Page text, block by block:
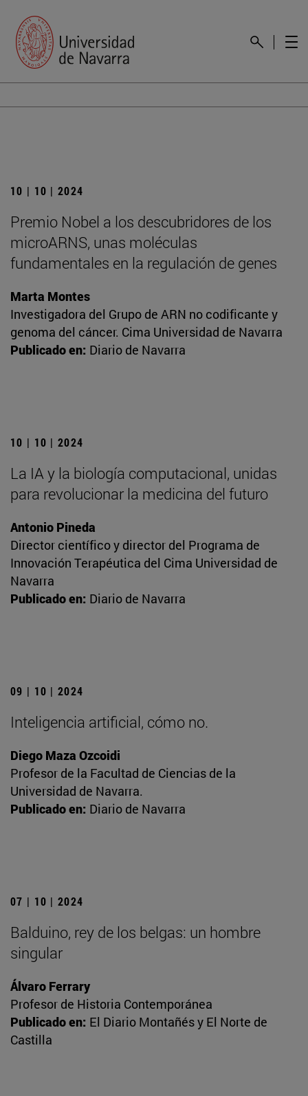
10 | 10 | 2024
Premio Nobel a los descubridores de los
microARNS, unas moléculas
fundamentales en la regulación de genes
Marta Montes
Investigadora del Grupo de ARN no codificante y
genoma del cáncer. Cima Universidad de Navarra
Publicado en: Diario de Navarra
10 | 10 | 2024
La IA y la biología computacional, unidas
para revolucionar la medicina del futuro
Antonio Pineda
Director científico y director del Programa de
Innovación Terapéutica del Cima Universidad de
Navarra
Publicado en: Diario de Navarra
09 | 10 | 2024
Inteligencia artificial, cómo no.
Diego Maza Ozcoidi
Profesor de la Facultad de Ciencias de la
Universidad de Navarra.
Publicado en: Diario de Navarra
07 | 10 | 2024
Balduino, rey de los belgas: un hombre
singular
Álvaro Ferrary
Profesor de Historia Contemporánea
Publicado en: El Diario Montañés y El Norte de
Castilla